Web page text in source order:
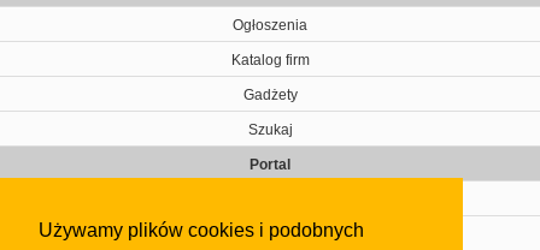
Używamy plików cookies i podobnych
Ogłoszenia
Katalog firm
Gadżety
Szukaj
Portal
Kontakt